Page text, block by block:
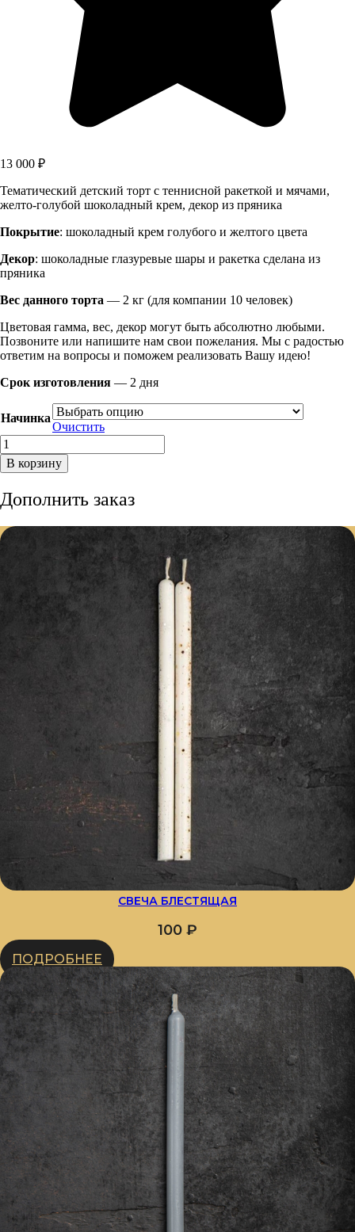
13 000 ₽
Тематический детский торт с теннисной ракеткой и мячами,
желто-голубой шоколадный крем, декор из пряника
Покрытие: шоколадный крем голубого и желтого цвета
Декор: шоколадные глазуревые шары и ракетка сделана из
пряника
Вес данного торта — 2 кг (для компании 10 человек)
Цветовая гамма, вес, декор могут быть абсолютно любыми.
Позвоните или напишите нам свои пожелания. Мы с радостью
ответим на вопросы и поможем реализовать Вашу идею!
Срок изготовления — 2 дня
Начинка
Очистить
Количество
товара
Детский
в
теннисной
тематике
с
пряничной
В корзину
Дополнить заказ
СВЕЧА БЛЕСТЯЩАЯ
100 ₽
ПОДРОБНЕЕ